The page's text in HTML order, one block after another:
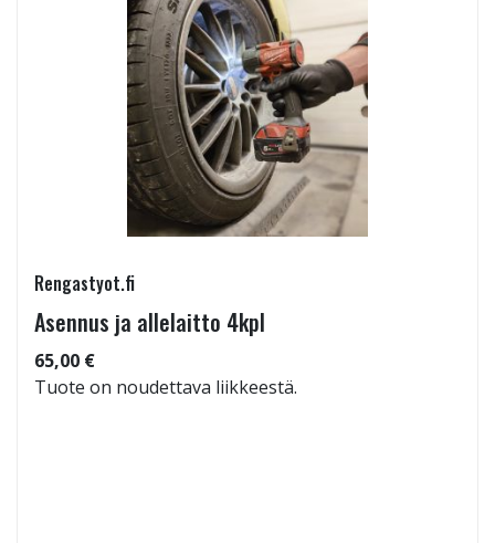
Rengastyot.fi
Asennus ja allelaitto 4kpl
65,00 €
Tuote on noudettava liikkeestä.